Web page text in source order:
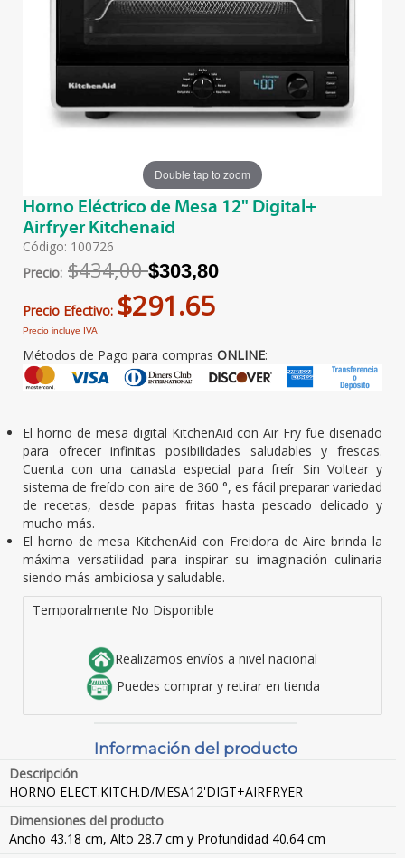
Double tap to zoom
Horno Eléctrico de Mesa 12" Digital+
Airfryer Kitchenaid
Código: 100726
Precio: $434,00$303,80
Precio Efectivo: $291.65
Precio incluye IVA
Métodos de Pago para compras ONLINE:
El horno de mesa digital KitchenAid con Air Fry fue diseñado
para ofrecer infinitas posibilidades saludables y frescas.
Cuenta con una canasta especial para freír Sin Voltear y
sistema de freído con aire de 360 °, es fácil preparar variedad
de recetas, desde papas fritas hasta pescado delicado y
mucho más.
El horno de mesa KitchenAid con Freidora de Aire brinda la
máxima versatilidad para inspirar su imaginación culinaria
siendo más ambiciosa y saludable.
Temporalmente No Disponible
Realizamos envíos a nivel nacional
Puedes comprar y retirar en tienda
Información del producto
Descripción
HORNO ELECT.KITCH.D/MESA12'DIGT+AIRFRYER
Dimensiones del producto
Ancho 43.18 cm, Alto 28.7 cm y Profundidad 40.64 cm